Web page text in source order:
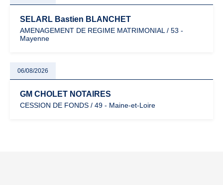
SELARL Bastien BLANCHET
AMENAGEMENT DE REGIME MATRIMONIAL / 53 -
Mayenne
06/08/2026
GM CHOLET NOTAIRES
CESSION DE FONDS / 49 - Maine-et-Loire